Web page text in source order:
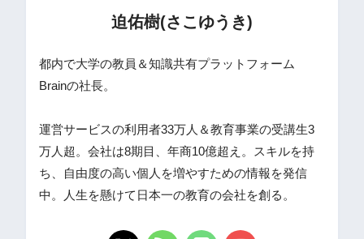
迫佑樹(さこゆうき)
都内で大学の教員＆知識共有プラットフォーム
Brainの社長。
運営サービスの利用者33万人＆教育事業の受講生3
万人超。会社は8期目、年商10億超え。スキルを持
ち、自由度の高い個人を増やすための情報を発信
中。人生を懸けて日本一の教育の会社を創る。